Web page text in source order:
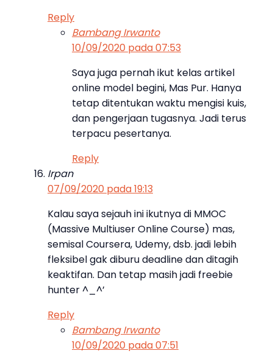
Reply
Bambang Irwanto
10/09/2020 pada 07:53
Saya juga pernah ikut kelas artikel
online model begini, Mas Pur. Hanya
tetap ditentukan waktu mengisi kuis,
dan pengerjaan tugasnya. Jadi terus
terpacu pesertanya.
Reply
Irpan
07/09/2020 pada 19:13
Kalau saya sejauh ini ikutnya di MMOC
(Massive Multiuser Online Course) mas,
semisal Coursera, Udemy, dsb. jadi lebih
fleksibel gak diburu deadline dan ditagih
keaktifan. Dan tetap masih jadi freebie
hunter ^_^’
Reply
Bambang Irwanto
10/09/2020 pada 07:51